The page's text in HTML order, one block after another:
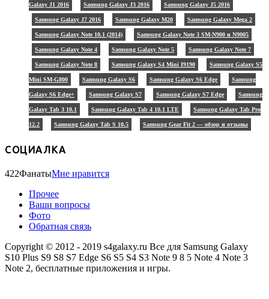
Galaxy J1 2016 Samsung Galaxy J3 2016 Samsung Galaxy J5 2016
Samsung Galaxy J7 2016 Samsung Galaxy M20 Samsung Galaxy Mega 2
Samsung Galaxy Note 10.1 (2014) Samsung Galaxy Note 3 SM-N900 и N9005
Samsung Galaxy Note 4 Samsung Galaxy Note 5 Samsung Galaxy Note 7
Samsung Galaxy Note 8 Samsung Galaxy S4 Mini I9190 Samsung Galaxy S5
Mini SM-G800 Samsung Galaxy S6 Samsung Galaxy S6 Edge Samsung
Galaxy S6 Edge+ Samsung Galaxy S7 Samsung Galaxy S7 Edge Samsung
Galaxy Tab 3 10.1 Samsung Galaxy Tab 4 10.1 LTE Samsung Galaxy Tab Pro
12.2 Samsung Galaxy Tab S 10.5 Samsung Gear Fit 2 — обзор и отзывы
СОЦИАЛКА
422ФанатыМне нравится
Прочее
Ваши вопросы
Фото
Обратная связь
Copyright © 2012 - 2019 s4galaxy.ru Все для Samsung Galaxy
S10 Plus S9 S8 S7 Edge S6 S5 S4 S3 Note 9 8 5 Note 4 Note 3
Note 2, бесплатные приложения и игры.